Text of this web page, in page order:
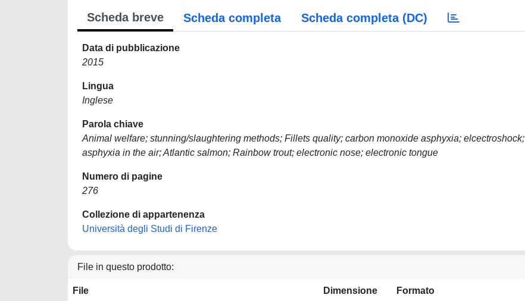
Scheda breve Scheda completa Scheda completa (DC)
Data di pubblicazione
2015
Lingua
Inglese
Parola chiave
Animal welfare; stunning/slaughtering methods; Fillets quality; carbon monoxide asphyxia; elcectroshock;
asphyxia in the air; Atlantic salmon; Rainbow trout; electronic nose; electronic tongue
Numero di pagine
276
Collezione di appartenenza
Università degli Studi di Firenze
File in questo prodotto:
File Dimensione Formato